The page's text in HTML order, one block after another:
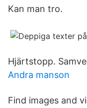
Kan man tro.
Hjärtstopp.
Andra manson
Find images and